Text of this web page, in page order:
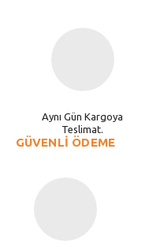
Aynı Gün Kargoya
Teslimat.
GÜVENLİ ÖDEME